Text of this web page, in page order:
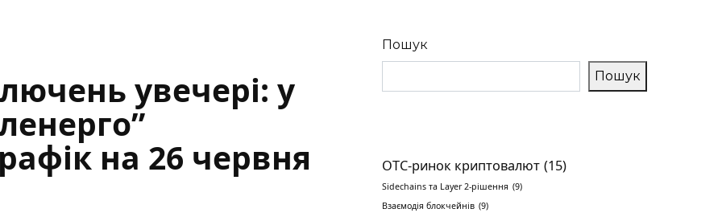
увечері: у
на 26 червня
Пошук
Пошук
OTC-ринок криптовалют (15)
Sidechains та Layer 2-рішення (9)
Взаємодія блокчейнів (9)